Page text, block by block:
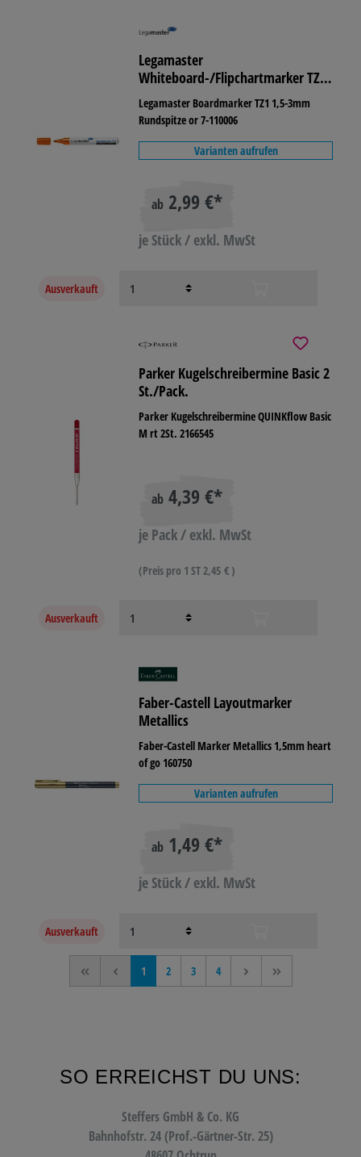
Legamaster
Whiteboard-/Flipchartmarker TZ 1
nicht nachfüllbar
Legamaster Boardmarker TZ1 1,5-3mm
Rundspitze or 7-110006
Varianten aufrufen
ab 2,99 €*
je Stück / exkl. MwSt
Ausverkauft
Parker Kugelschreibermine Basic 2
St./Pack.
Parker Kugelschreibermine QUINKflow Basic
M rt 2St. 2166545
ab 4,39 €*
je Pack / exkl. MwSt
(Preis pro 1 ST 2,45 € )
Ausverkauft
Faber-Castell Layoutmarker
Metallics
Faber-Castell Marker Metallics 1,5mm heart
of go 160750
Varianten aufrufen
ab 1,49 €*
je Stück / exkl. MwSt
Ausverkauft
<< < 1 2 3 4 > >>
SO ERREICHST DU UNS:
Steffers GmbH & Co. KG
Bahnhofstr. 24 (Prof.-Gärtner-Str. 25)